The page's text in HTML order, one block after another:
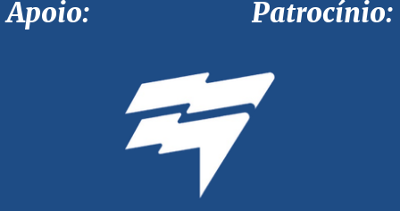
Apoio: Patrocínio: